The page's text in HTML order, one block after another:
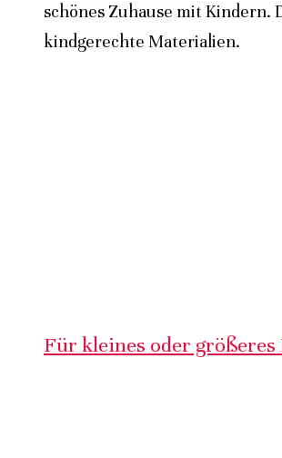
schönes Zuhause mit
kindgerechte Materialien.
Für kleines oder